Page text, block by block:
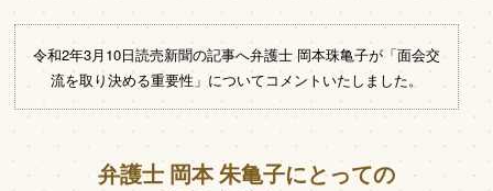
令和2年3月10日読売新聞の記事へ弁護士 岡本珠亀子が「面会交
流を取り決める重要性」についてコメントいたしました。
弁護士 岡本 朱亀子にとっての